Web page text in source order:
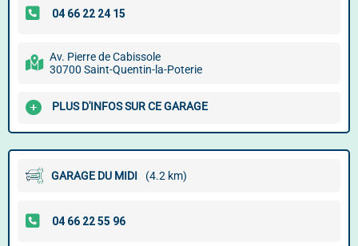
Av. Pierre de Cabissole
30700 Saint-Quentin-la-Poterie
PLUS D'INFOS SUR CE GARAGE
GARAGE DU MIDI (4.2 km)